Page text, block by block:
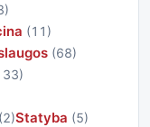
(11)
(68)
(2)Statyba (5)